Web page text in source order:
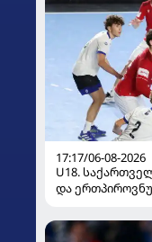
17:17/06-08-2026
U18.
და